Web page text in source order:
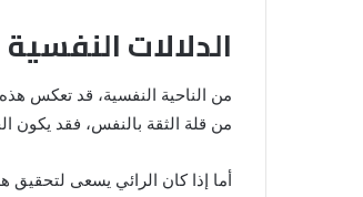
الدلالات
من الناحية النفسية، قد تعكس
من قلة الثقة بالنفس، فقد يكون
أما إذا كان الرائي يسعى